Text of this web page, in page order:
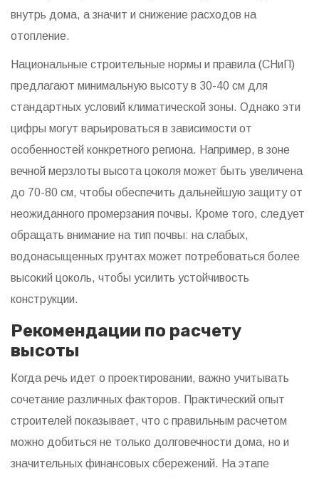
внутрь дома, а значит и снижение расходов на
отопление.
Национальные строительные нормы и правила (СНиП)
предлагают минимальную высоту в 30-40 см для
стандартных условий климатической зоны. Однако эти
цифры могут варьироваться в зависимости от
особенностей конкретного региона. Например, в зоне
вечной мерзлоты высота цоколя может быть увеличена
до 70-80 см, чтобы обеспечить дальнейшую защиту от
неожиданного промерзания почвы. Кроме того, следует
обращать внимание на тип почвы: на слабых,
водонасыщенных грунтах может потребоваться более
высокий цоколь, чтобы усилить устойчивость
конструкции.
Рекомендации по расчету
высоты
Когда речь идет о проектировании, важно учитывать
сочетание различных факторов. Практический опыт
строителей показывает, что с правильным расчетом
можно добиться не только долговечности дома, но и
значительных финансовых сбережений. На этапе